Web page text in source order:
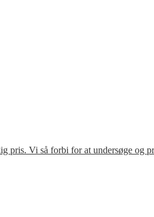
Vi så forbi for at undersøge og